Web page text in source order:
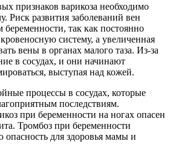
признаков варикоза необходимо
Риск развития заболеваний вен
беременности, так как постоянно
кровеносную систему, а увеличенная
вены в органах малого таза. Из-за
в сосудах, и они начинают
выступая над кожей.
процессы в сосудах, которые
последствиям.
при беременности на ногах опасен
Тромбоз при беременности
опасность для здоровья мамы и